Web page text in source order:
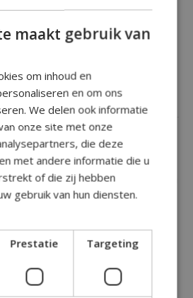
winkel controleren
(0)
met deze ''Ballonnen
zijn perfect voor het vieren
of verjaardag.
hoogwaardige kwaliteit en
met lucht.
is circa 30 centimeter en de
per 6 stuks.
en bestel vandaag nog je
maakt gebruik van
om inhoud en
en om ons
We delen ook informatie
onze site met onze
die deze
met andere informatie die u
of die zij hebben
gebruik van hun diensten.
Prestatie Targeting